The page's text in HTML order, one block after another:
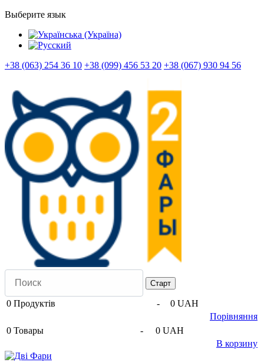
Выберите язык
+38 (063) 254 36 10 +38 (099) 456 53 20 +38 (067) 930 94 56
0 Продуктів -
0 UAH
Порівняння
0 Товары -
0 UAH
В корзину